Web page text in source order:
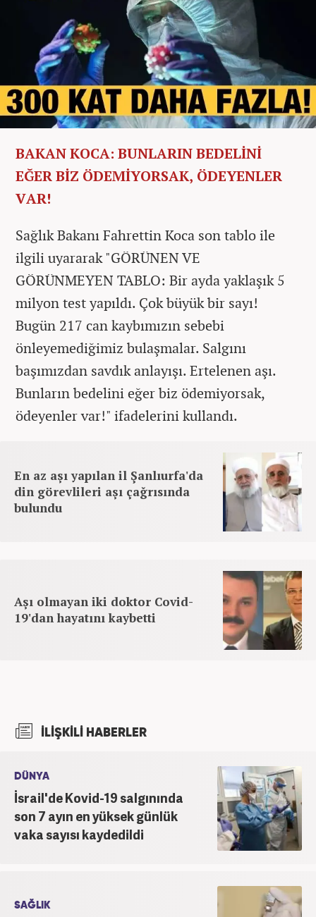
BAKAN KOCA: BUNLARIN BEDELİNİ
EĞER BİZ ÖDEMİYORSAK, ÖDEYENLER
VAR!
Sağlık Bakanı Fahrettin Koca son tablo ile
ilgili uyararak "GÖRÜNEN VE
GÖRÜNMEYEN TABLO: Bir ayda yaklaşık 5
milyon test yapıldı. Çok büyük bir sayı!
Bugün 217 can kaybımızın sebebi
önleyemediğimiz bulaşmalar. Salgını
başımızdan savdık anlayışı. Ertelenen aşı.
Bunların bedelini eğer biz ödemiyorsak,
ödeyenler var!" ifadelerini kullandı.
En az aşı yapılan il Şanlıurfa'da
din görevlileri aşı çağrısında
bulundu
Aşı olmayan iki doktor Covid-
19'dan hayatını kaybetti
İLİŞKİLİ HABERLER
DÜNYA
İsrail'de Kovid-19 salgınında
son 7 ayın en yüksek günlük
vaka sayısı kaydedildi
SAĞLIK